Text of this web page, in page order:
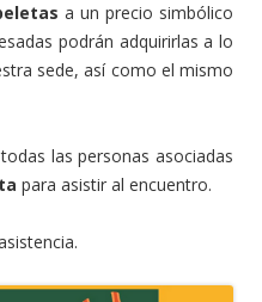
a un precio simbólico
podrán adquirirlas a lo
sede, así como el mismo
las personas asociadas
para asistir al encuentro.